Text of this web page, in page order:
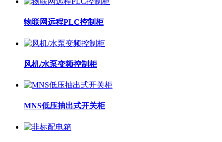
物联网远程PLC控制柜
风机/水泵变频控制柜
MNS低压抽出式开关柜